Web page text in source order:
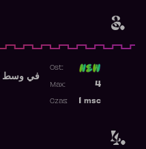
3.
4.
Ost:
4
Max:
msc
Czas: